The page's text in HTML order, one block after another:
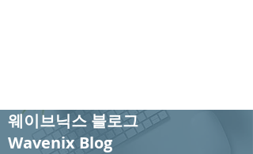
웨이브닉스 블로그
Wavenix Blog